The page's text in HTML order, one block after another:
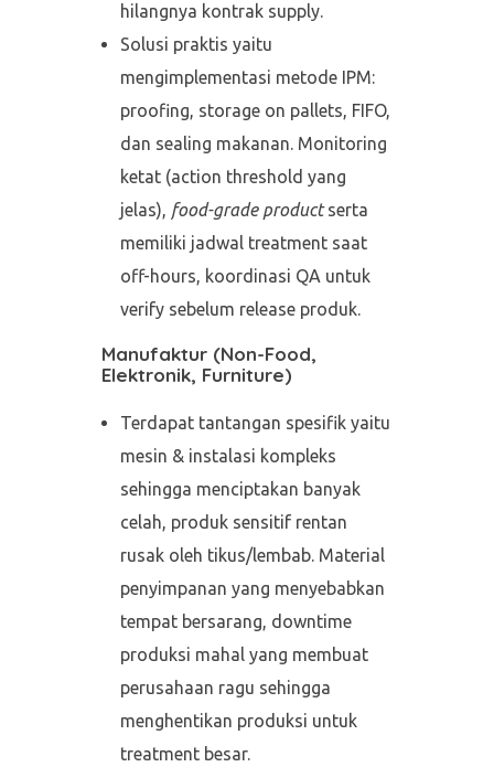
hilangnya kontrak supply.
Solusi praktis yaitu
mengimplementasi metode IPM:
proofing, storage on pallets, FIFO,
dan sealing makanan. Monitoring
ketat (action threshold yang
jelas), food-grade productserta
memiliki jadwal treatment saat
off-hours, koordinasi QA untuk
verify sebelum release produk.
Manufaktur (Non-Food,
Elektronik, Furniture)
Terdapat tantangan spesifik yaitu
mesin & instalasi kompleks
sehingga menciptakan banyak
celah, produk sensitif rentan
rusak oleh tikus/lembab. Material
penyimpanan yang menyebabkan
tempat bersarang, downtime
produksi mahal yang membuat
perusahaan ragu sehingga
menghentikan produksi untuk
treatment besar.